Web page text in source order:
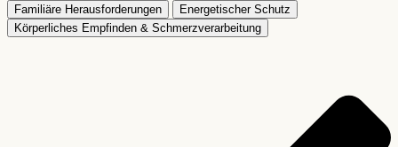
Familiäre Herausforderungen
Energetischer Schutz
Körperliches Empfinden & Schmerzverarbeitung